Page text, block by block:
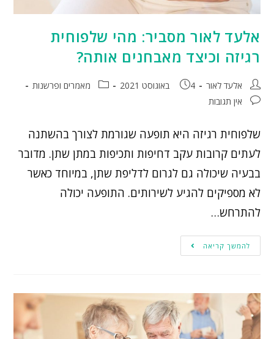
אלעד לאור מסביר: מהי שלפוחית
רגיזה וכיצד מאבחנים אותה?
אלעד לאור 4 באוגוסט 2021
מאמרים ופרשנות
אין תגובות
שלפוחית רגיזה היא תופעה שגורמת לצורך בהשתנה
לעתים קרובות עקב דחיפות ותכיפות במתן שתן. מדובר
בבעיה שיכולה גם לגרום לדליפת שתן, במיוחד כאשר
לא מספיקים להגיע לשירותים. התופעה יכולה
להתרחש…
להמשך קריאה